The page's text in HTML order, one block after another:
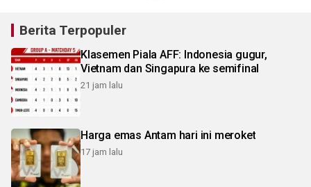
Berita Terpopuler
Klasemen Piala AFF: Indonesia gugur,
Vietnam dan Singapura ke semifinal
21 jam lalu
Harga emas Antam hari ini meroket
17 jam lalu